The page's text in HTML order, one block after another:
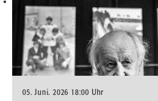
05. Juni. 2026 18:00 Uhr